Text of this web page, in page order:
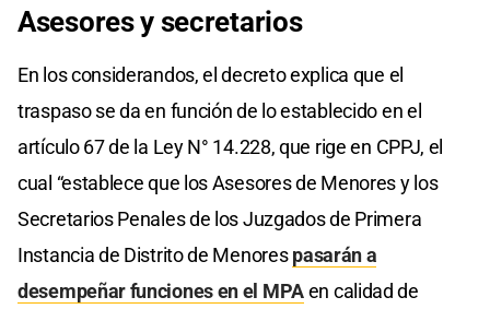
Asesores y secretarios
En los considerandos, el decreto explica que el
traspaso se da en función de lo establecido en el
artículo 67 de la Ley N° 14.228, que rige en CPPJ, el
cual “establece que los Asesores de Menores y los
Secretarios Penales de los Juzgados de Primera
Instancia de Distrito de Menorespasarán a
desempeñar funciones en el MPAen calidad de